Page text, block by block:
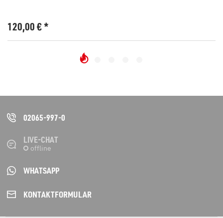
120,00€*
02065-997-0
LIVE-CHAT
WHATSAPP
KONTAKT­FORMULAR